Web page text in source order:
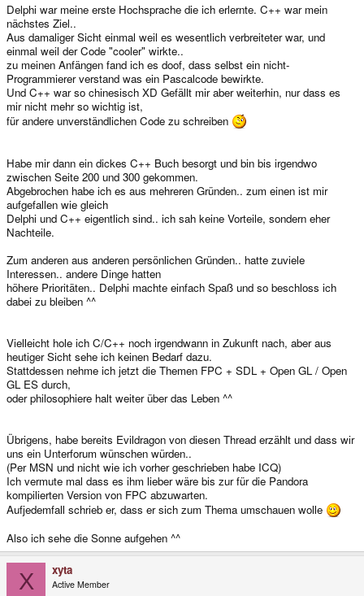
Delphi war meine erste Hochsprache die ich erlernte. C++ war mein
nächstes Ziel..
Aus damaliger Sicht einmal weil es wesentlich verbreiteter war, und
einmal weil der Code "cooler" wirkte..
zu meinen Anfängen fand ich es doof, dass selbst ein nicht-
Programmierer verstand was ein Pascalcode bewirkte.
Und C++ war so chinesisch XD Gefällt mir aber weiterhin, nur dass es
mir nicht mehr so wichtig ist,
für andere unverständlichen Code zu schreiben
Habe mir dann ein dickes C++ Buch besorgt und bin bis irgendwo
zwischen Seite 200 und 300 gekommen.
Abgebrochen habe ich es aus mehreren Gründen.. zum einen ist mir
aufgefallen wie gleich
Delphi und C++ eigentlich sind.. ich sah keine Vorteile, sondern eher
Nachteile.
Zum anderen aus anderen persönlichen Gründen.. hatte zuviele
Interessen.. andere Dinge hatten
höhere Prioritäten.. Delphi machte einfach Spaß und so beschloss ich
dabei zu bleiben ^^
Vielleicht hole ich C/C++ noch irgendwann in Zukunft nach, aber aus
heutiger Sicht sehe ich keinen Bedarf dazu.
Stattdessen nehme ich jetzt die Themen FPC + SDL + Open GL / Open
GL ES durch,
oder philosophiere halt weiter über das Leben ^^
Übrigens, habe bereits Evildragon von diesen Thread erzählt und dass wir
uns ein Unterforum wünschen würden..
(Per MSN und nicht wie ich vorher geschrieben habe ICQ)
Ich vermute mal dass es ihm lieber wäre bis zur für die Pandora
kompilierten Version von FPC abzuwarten.
Aufjedemfall schrieb er, dass er sich zum Thema umschauen wolle
Also ich sehe die Sonne aufgehen ^^
X xyta
Active Member